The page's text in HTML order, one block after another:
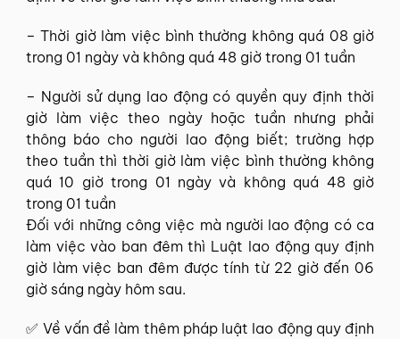
– Thời giờ làm việc bình thường không quá 08 giờ
trong 01 ngày và không quá 48 giờ trong 01 tuần
– Người sử dụng lao động có quyền quy định thời
giờ làm việc theo ngày hoặc tuần nhưng phải
thông báo cho người lao động biết; trường hợp
theo tuần thì thời giờ làm việc bình thường không
quá 10 giờ trong 01 ngày và không quá 48 giờ
trong 01 tuần
Đối với những công việc mà người lao động có ca
làm việc vào ban đêm thì Luật lao động quy định
giờ làm việc ban đêm được tính từ 22 giờ đến 06
giờ sáng ngày hôm sau.
✅ Về vấn đề làm thêm pháp luật lao động quy định